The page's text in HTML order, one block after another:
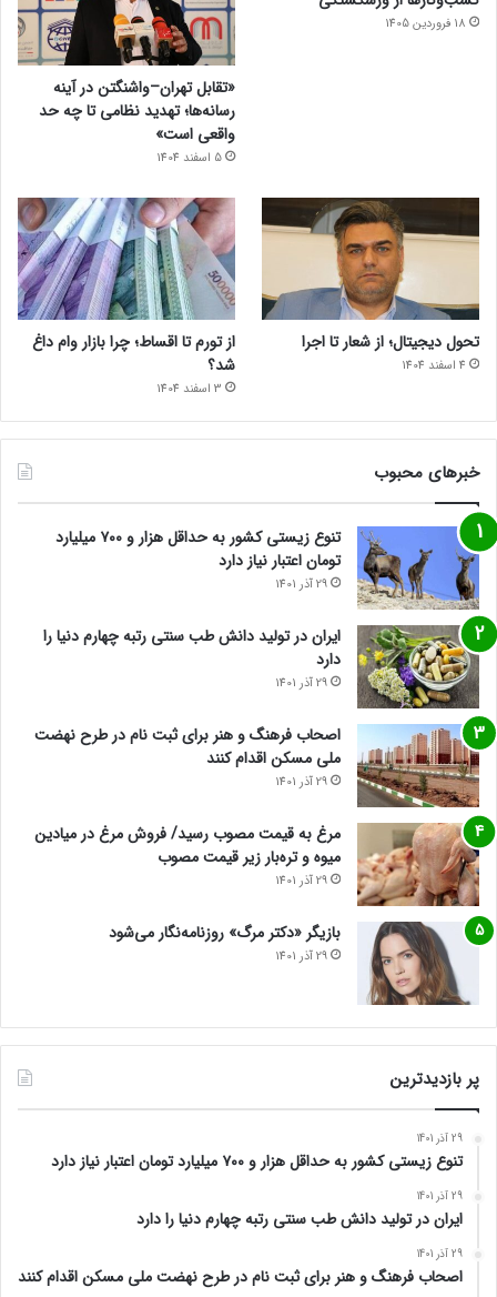
18 فروردین 1405
«تقابل تهران–واشنگتن در آینه
رسانه‌ها؛ تهدید نظامی تا چه حد
واقعی است»
5 اسفند 1404
تحول دیجیتال؛ از شعار تا اجرا
4 اسفند 1404
از تورم تا اقساط؛ چرا بازار وام داغ
شد؟
3 اسفند 1404
خبرهای محبوب
تنوع زیستی کشور به حداقل هزار و ۷۰۰ میلیارد
تومان اعتبار نیاز دارد
29 آذر 1401
ایران در تولید دانش طب سنتی رتبه چهارم دنیا را
دارد
29 آذر 1401
اصحاب فرهنگ و هنر برای ثبت نام در طرح نهضت
ملی مسکن اقدام کنند
29 آذر 1401
مرغ به قیمت مصوب رسید/ فروش مرغ در میادین
میوه و تره‌بار زیر قیمت مصوب
29 آذر 1401
بازیگر «دکتر مرگ» روزنامه‌نگار می‌شود
29 آذر 1401
پر بازدیدترین
29 آذر 1401
تنوع زیستی کشور به حداقل هزار و ۷۰۰ میلیارد تومان اعتبار نیاز دارد
29 آذر 1401
ایران در تولید دانش طب سنتی رتبه چهارم دنیا را دارد
29 آذر 1401
اصحاب فرهنگ و هنر برای ثبت نام در طرح نهضت ملی مسکن اقدام کنند